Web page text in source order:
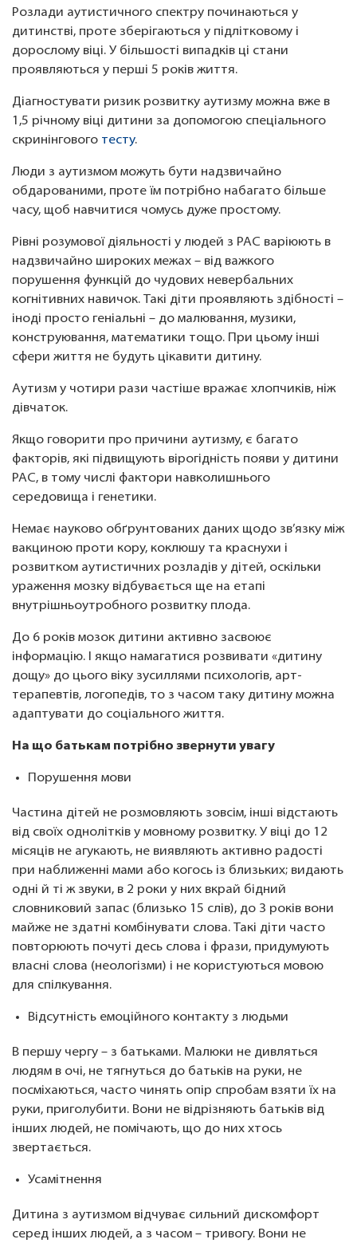
Розлади аутистичного спектру починаються у
дитинстві, проте зберігаються у підлітковому і
дорослому віці. У більшості випадків ці стани
проявляються у перші 5 років життя.
Діагностувати ризик розвитку аутизму можна вже в
1,5 річному віці дитини за допомогою спеціального
скринінгового тесту.
Люди з аутизмом можуть бути надзвичайно
обдарованими, проте їм потрібно набагато більше
часу, щоб навчитися чомусь дуже простому.
Рівні розумової діяльності у людей з РАС варіюють в
надзвичайно широких межах – від важкого
порушення функцій до чудових невербальних
когнітивних навичок. Такі діти проявляють здібності –
іноді просто геніальні – до малювання, музики,
конструювання, математики тощо. При цьому інші
сфери життя не будуть цікавити дитину.
Аутизм у чотири рази частіше вражає хлопчиків, ніж
дівчаток.
Якщо говорити про причини аутизму, є багато
факторів, які підвищують вірогідність появи у дитини
РАС, в тому числі фактори навколишнього
середовища і генетики.
Немає науково обґрунтованих даних щодо зв’язку між
вакциною проти кору, коклюшу та краснухи і
розвитком аутистичних розладів у дітей, оскільки
ураження мозку відбувається ще на етапі
внутрішньоутробного розвитку плода.
До 6 років мозок дитини активно засвоює
інформацію. І якщо намагатися розвивати «дитину
дощу» до цього віку зусиллями психологів, арт-
терапевтів, логопедів, то з часом таку дитину можна
адаптувати до соціального життя.
На що батькам потрібно звернути увагу
Порушення мови
Частина дітей не розмовляють зовсім, інші відстають
від своїх однолітків у мовному розвитку. У віці до 12
місяців не агукають, не виявляють активно радості
при наближенні мами або когось із близьких; видають
одні й ті ж звуки, в 2 роки у них вкрай бідний
словниковий запас (близько 15 слів), до 3 років вони
майже не здатні комбінувати слова. Такі діти часто
повторюють почуті десь слова і фрази, придумують
власні слова (неологізми) і не користуються мовою
для спілкування.
Відсутність емоційного контакту з людьми
В першу чергу – з батьками. Малюки не дивляться
людям в очі, не тягнуться до батьків на руки, не
посміхаються, часто чинять опір спробам взяти їх на
руки, приголубити. Вони не відрізняють батьків від
інших людей, не помічають, що до них хтось
звертається.
Усамітнення
Дитина з аутизмом відчуває сильний дискомфорт
серед інших людей, а з часом – тривогу. Вони не